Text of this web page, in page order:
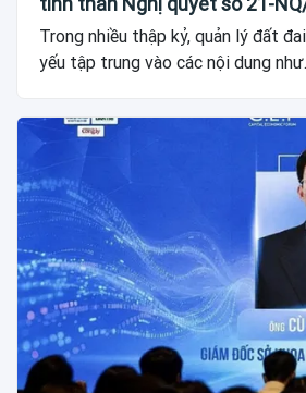
Trong nhiều thập kỷ, quản lý đất
yếu tập trung vào các nội dung